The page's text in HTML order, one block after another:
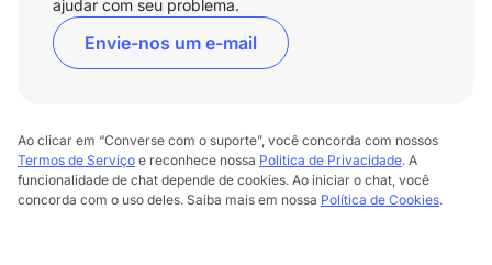
ajudar com seu problema.
Envie-nos um e-mail
Ao clicar em “Converse com o suporte”, você concorda com nossos
Termos de Serviço e reconhece nossa Política de Privacidade. A
funcionalidade de chat depende de cookies. Ao iniciar o chat, você
concorda com o uso deles. Saiba mais em nossa Política de Cookies.